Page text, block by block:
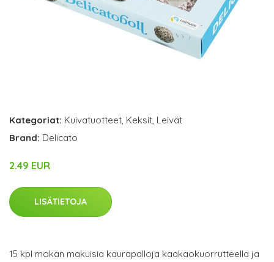
Kategoriat: Kuivatuotteet, Keksit, Leivät
Brand: Delicato
2.49 EUR
LISÄTIETOJA
15 kpl mokan makuisia kaurapalloja kaakaokuorrutteella ja